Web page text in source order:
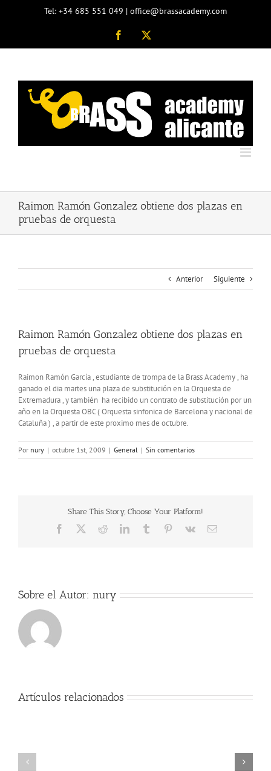
Tel: +34 685 551 049 | office@brassacademy.com
Facebook
Raimon Ramón Gonzalez obtiene dos plazas en
pruebas de orquesta
Anterior Siguiente
Raimon Ramón Gonzalez obtiene dos plazas en
pruebas de orquesta
Raimon Ramón García , estudiante de trompa de la Brass Academy , ha
ganado el dia martes una plaza de substitución en la Orquesta de
Extremadura , y también ha recibido un contrato de substitución por un
año en la Orquesta OBC ( Orquesta sinfonica de Barcelona y nacional de
Cataluña ) , a partir de este proximo mes de octubre.
Por nury | octubre 1st, 2009 | General | Sin comentarios
Share This Story, Choose Your Platform!
Facebook RedditLinkedInTumblr Pinterest
Vk
Correo
Sobre el Autor: nury
Artículos relacionados